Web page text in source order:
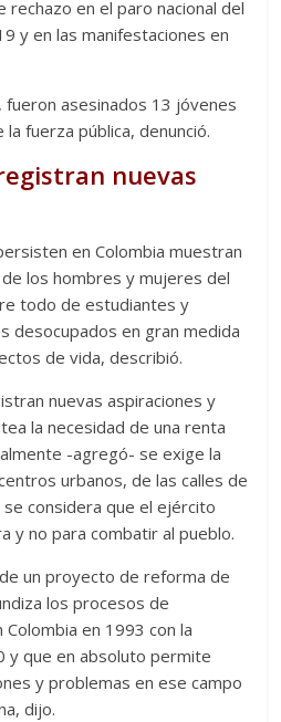
en el paro nacional del
y en las manifestaciones en
asesinados 13 jóvenes
fuerza pública, denunció.
nuevas
en Colombia muestran
los hombres y mujeres del
todo de estudiantes y
desocupados en gran medida
de vida, describió.
nuevas aspiraciones y
la necesidad de una renta
-agregó- se exige la
urbanos, de las calles de
considera que el ejército
y no para combatir al pueblo.
un proyecto de reforma de
los procesos de
en 1993 con la
y que en absoluto permite
y problemas en ese campo
dijo.